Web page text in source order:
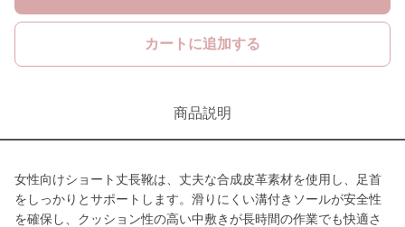
カートに追加する
商品説明
女性向けショート丈長靴は、丈夫な合成皮革素材を使用し、足首
をしっかりとサポートします。滑りにくい溝付きソールが安全性
を確保し、クッション性の高い中敷きが長時間の作業でも快適さ